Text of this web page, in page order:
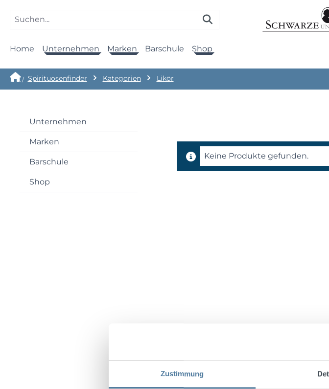
Zustimmung
Home Unternehmen Marken Barschule Shop
Spirituosenfinder Kategorien Likör
Unternehmen
Marken
Barschule
Shop
Keine Produkte gefunden.